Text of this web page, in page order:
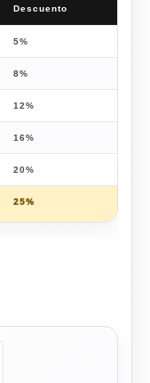
Descuento
5%
8%
12%
16%
20%
25%